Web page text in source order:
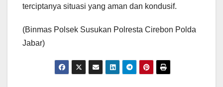
terciptanya situasi yang aman dan kondusif.
(Binmas Polsek Susukan Polresta Cirebon Polda
Jabar)